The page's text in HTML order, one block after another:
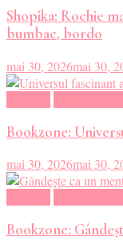
Shopika: Rochie
bumbac, bordo
mai 30, 2026mai 30,
Bookzone:
mai 30, 2026mai 30,
Bookzone: